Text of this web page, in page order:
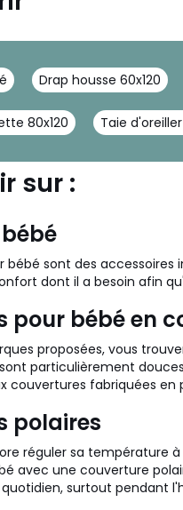
Drap housse 60x120
80x120 Taie
sur :
bébé sont des
dont il a besoin afin
pour bébé en
proposées, vous
particulièrement
couvertures fabriquées
polaires
réguler sa température
avec une couverture
surtout pendant